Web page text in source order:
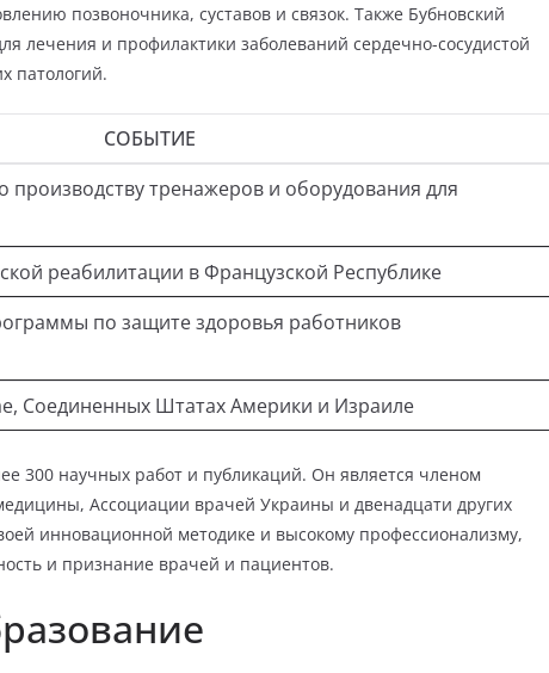
позвоночника, суставов и связок. Также Бубновский
лечения и профилактики заболеваний сердечно-сосудистой
патологий.
СОБЫТИЕ
производству тренажеров и оборудования для
реабилитации в Французской Республике
по защите здоровья работников
Соединенных Штатах Америки и Израиле
300 научных работ и публикаций. Он является членом
Ассоциации врачей Украины и двенадцати других
инновационной методике и высокому профессионализму,
и признание врачей и пациентов.